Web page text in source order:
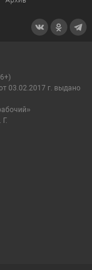
03.02.2017 г. выдано